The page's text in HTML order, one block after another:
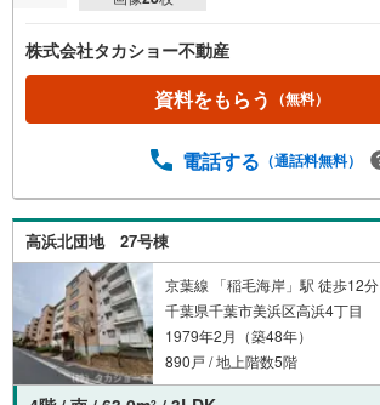
株式会社タカショー不動産
資料をもらう （無料）
電話する （通話料無料）
高浜北団地 27号棟
京葉線 「稲毛海岸」駅 徒歩12分
千葉県千葉市美浜区高浜4丁目
1979年2月（築48年）
890戸 / 地上階数5階